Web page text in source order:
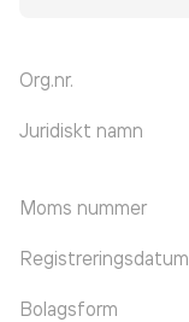
Org.nr.
Juridiskt namn
Moms nummer
Registreringsdatum
Bolagsform